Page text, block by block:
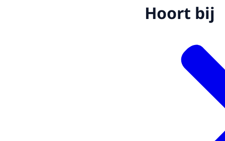
Hoort bij